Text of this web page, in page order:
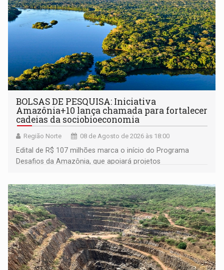
BOLSAS DE PESQUISA: Iniciativa
Amazônia+10 lança chamada para fortalecer
cadeias da sociobioeconomia
Região Norte 08 de Agosto de 2026 às 18:00
Edital de R$ 107 milhões marca o início do Programa
Desafios da Amazônia, que apoiará projetos
submissão de pré-propostas poderá ser feita até 1º de
setembro